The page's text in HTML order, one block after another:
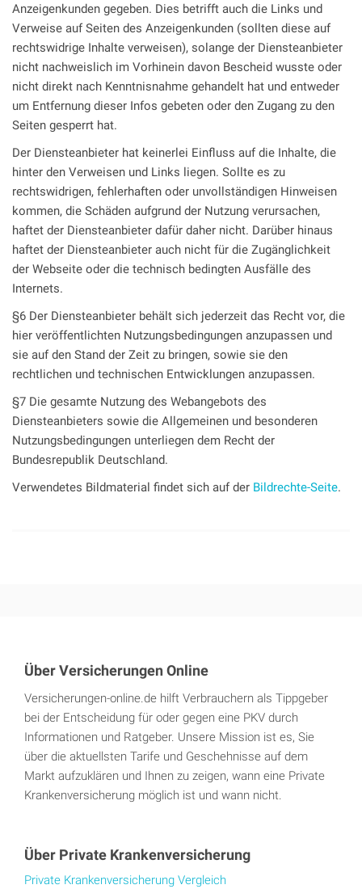
Anzeigenkunden gegeben. Dies betrifft auch die Links und
Verweise auf Seiten des Anzeigenkunden (sollten diese auf
rechtswidrige Inhalte verweisen), solange der Diensteanbieter
nicht nachweislich im Vorhinein davon Bescheid wusste oder
nicht direkt nach Kenntnisnahme gehandelt hat und entweder
um Entfernung dieser Infos gebeten oder den Zugang zu den
Seiten gesperrt hat.
Der Diensteanbieter hat keinerlei Einfluss auf die Inhalte, die
hinter den Verweisen und Links liegen. Sollte es zu
rechtswidrigen, fehlerhaften oder unvollständigen Hinweisen
kommen, die Schäden aufgrund der Nutzung verursachen,
haftet der Diensteanbieter dafür daher nicht. Darüber hinaus
haftet der Diensteanbieter auch nicht für die Zugänglichkeit
der Webseite oder die technisch bedingten Ausfälle des
Internets.
§6 Der Diensteanbieter behält sich jederzeit das Recht vor, die
hier veröffentlichten Nutzungsbedingungen anzupassen und
sie auf den Stand der Zeit zu bringen, sowie sie den
rechtlichen und technischen Entwicklungen anzupassen.
§7 Die gesamte Nutzung des Webangebots des
Diensteanbieters sowie die Allgemeinen und besonderen
Nutzungsbedingungen unterliegen dem Recht der
Bundesrepublik Deutschland.
Verwendetes Bildmaterial findet sich auf der Bildrechte-Seite.
Über Versicherungen Online
Versicherungen-online.de hilft Verbrauchern als Tippgeber
bei der Entscheidung für oder gegen eine PKV durch
Informationen und Ratgeber. Unsere Mission ist es, Sie
über die aktuellsten Tarife und Geschehnisse auf dem
Markt aufzuklären und Ihnen zu zeigen, wann eine Private
Krankenversicherung möglich ist und wann nicht.
Über Private Krankenversicherung
Private Krankenversicherung Vergleich